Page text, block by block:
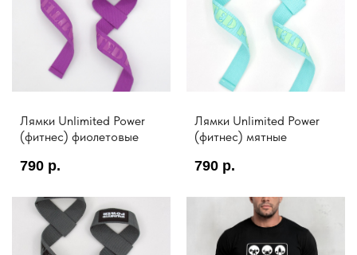
Лямки Unlimited Power
(фитнес) фиолетовые
790 р.
Лямки Unlimited Power
(фитнес) мятные
790 р.